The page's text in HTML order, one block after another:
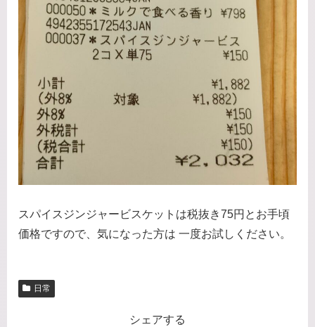
スパイスジンジャービスケットは税抜き75円とお手頃
価格ですので、気になった方は 一度お試しください。
日常
シェアする